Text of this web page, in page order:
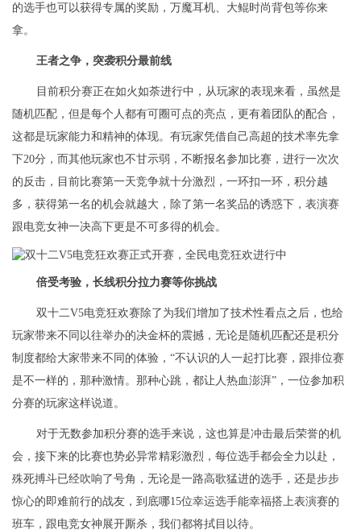
的选手也可以获得专属的奖励，万魔耳机、大鲲时尚背包等你来
拿。
王者之争，突袭积分最前线
目前积分赛正在如火如荼进行中，从玩家的表现来看，虽然是
随机匹配，但是每个人都有可圈可点的亮点，更有着团队的配合，
这都是玩家能力和精神的体现。有玩家凭借自己高超的技术率先拿
下20分，而其他玩家也不甘示弱，不断报名参加比赛，进行一次次
的反击，目前比赛第一天竞争就十分激烈，一环扣一环，积分越
多，获得第一名的机会就越大，除了第一名奖品的诱惑下，表演赛
跟电竞女神一决高下更是不可多得的机会。
倍受考验，长线积分拉力赛等你挑战
双十二V5电竞狂欢赛除了为我们增加了技术性看点之后，也给
玩家带来不同以往举办的决金杯的震撼，无论是随机匹配还是积分
制度都给大家带来不同的体验，“不认识的人一起打比赛，跟排位赛
是不一样的，那种激情。 那种心跳，都让人热血澎湃”，一位参加积
分赛的玩家这样说道。
对于无数参加积分赛的选手来说，这也算是冲击最后荣誉的机
会，接下来的比赛也势必异常精彩激烈，每位选手都会全力以赴，
殊死搏斗已经吹响了号角，无论是一路高歌猛进的选手，还是步步
惊心的即难前行的战友，到底哪15位幸运选手能幸福搭上表演赛的
班车，跟电竞女神展开厮杀，我们都将拭目以待。